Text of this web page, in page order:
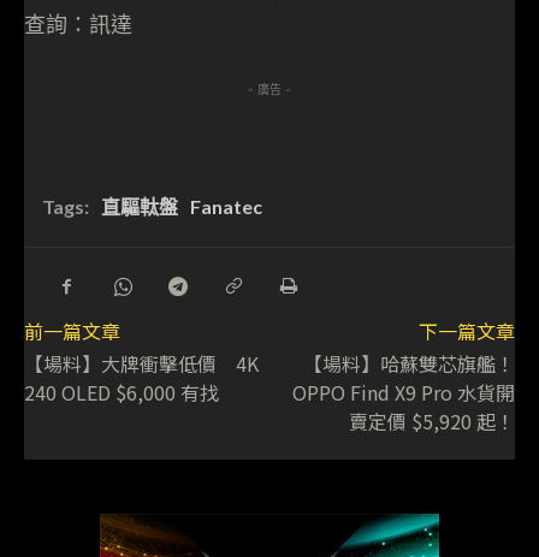
查詢：訊達
- 廣告 -
Tags: 直驅軚盤 Fanatec
前一篇文章
【場料】大牌衝擊低價 4K
240 OLED $6,000 有找
下一篇文章
【場料】哈蘇雙芯旗艦！
OPPO Find X9 Pro 水貨開
賣定價 $5,920 起！